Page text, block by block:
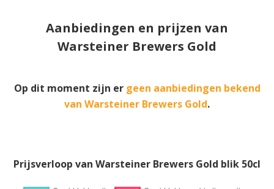
Aanbiedingen en prijzen van
Warsteiner Brewers Gold
Op dit moment zijn er geen aanbiedingen bekend
van Warsteiner Brewers Gold.
Prijsverloop van Warsteiner Brewers Gold blik 50cl